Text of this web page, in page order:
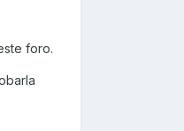
foro.